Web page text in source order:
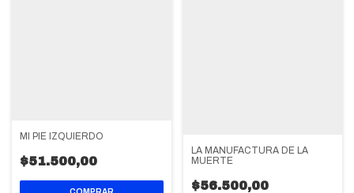
MI PIE IZQUIERDO
$51.500,00
LA MANUFACTURA DE LA
MUERTE
$56.500,00